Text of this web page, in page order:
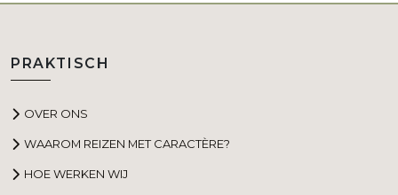
PRAKTISCH
OVER ONS
WAAROM REIZEN MET CARACTÈRE?
HOE WERKEN WIJ